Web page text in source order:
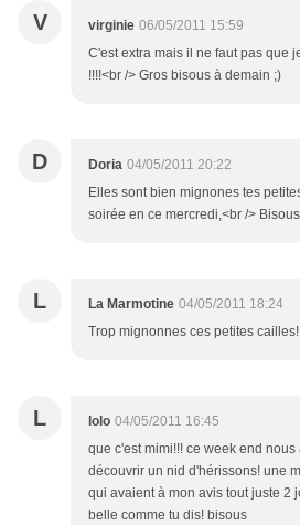
V virginie 06/05/2011 15:59
C'est extra mais il ne faut pas que
!!!!<br /> Gros bisous à demain ;)
D Doria 04/05/2011 20:22
Elles sont bien mignones tes
soirée en ce mercredi,<br />
L La Marmotine 04/05/2011 18:24
Trop mignonnes ces petites
L lolo 04/05/2011 16:45
que c'est mimi!!! ce week end
découvrir un nid d'hérissons! une
qui avaient à mon avis tout juste 2
belle comme tu dis! bisous